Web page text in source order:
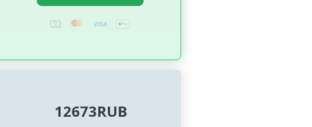
12673RUB